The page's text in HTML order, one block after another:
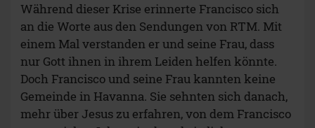
Während dieser Krise erinnerte Francisco sich
an die Worte aus den Sendungen von RTM. Mit
einem Mal verstanden er und seine Frau, dass
nur Gott ihnen in ihrem Leiden helfen könnte.
Doch Francisco und seine Frau kannten keine
Gemeinde in Havanna. Sie sehnten sich danach,
mehr über Jesus zu erfahren, von dem Francisco